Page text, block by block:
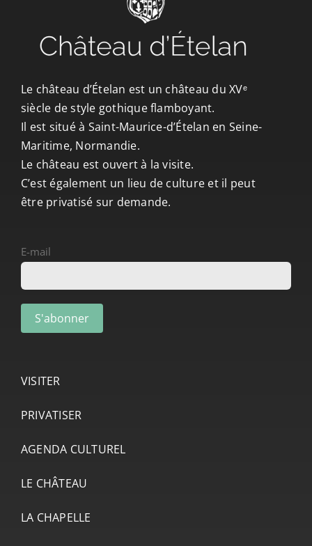
Le château d’Ételan est un château du XVᵉ
siècle de style gothique flamboyant.
Il est situé à Saint-Maurice-d’Ételan en Seine-
Maritime, Normandie.
Le château est ouvert à la visite.
C’est également un lieu de culture et il peut
être privatisé sur demande.
E-mail
VISITER
PRIVATISER
AGENDA CULTUREL
LE CHÂTEAU
LA CHAPELLE